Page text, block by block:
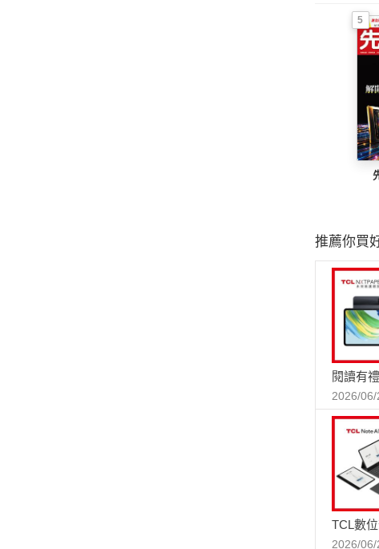
5
推薦你買
閱讀有
2026/
TCL數
2026/